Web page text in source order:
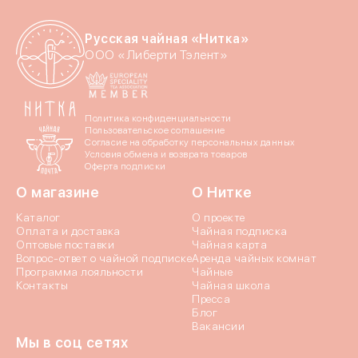
Русская чайная «Нитка»
ООО «Либерти Тэлент»
Политика конфиденциальности
Пользовательское соглашение
Согласие на обработку персональных данных
Условия обмена и возврата товаров
Оферта подписки
О магазине
Каталог
Оплата и доставка
Оптовые поставки
Вопрос-ответ о чайной подписке
Программа лояльности
Контакты
О Нитке
О проекте
Чайная подписка
Чайная карта
Аренда чайных комнат
Чайные
Чайная школа
Пресса
Блог
Вакансии
Мы в соц сетях